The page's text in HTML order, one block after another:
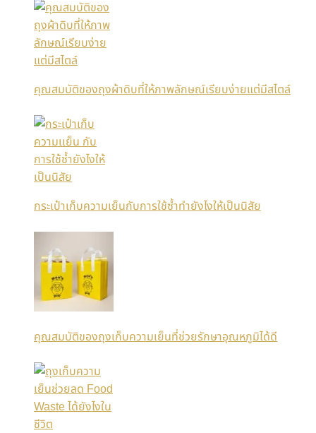
คุณสมบัติของถุงผ้าดิบที่ให้ภาพลักษณ์เรียบง่ายแต่มีสไตล์
กระเป๋าเก็บความเย็นกับการใช้ซ้ำทำยังไงให้เป็นนิสัย
คุณสมบัติของถุงเก็บความเย็นที่ช่วยรักษาอุณหภูมิได้ดี